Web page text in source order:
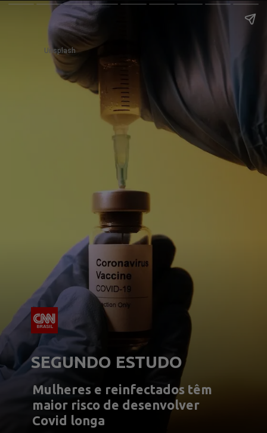
SEGUNDO ESTUDO
Unsplash
Mulheres e reinfectados têm
maior risco de desenvolver
Covid longa